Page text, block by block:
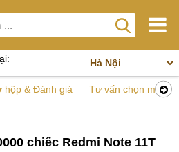
hộp & Đánh giá Tư vấn chọn mua
chiếc Redmi Note 11T